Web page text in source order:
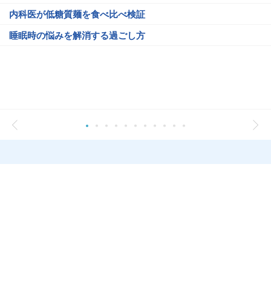
内科医が低糖質麺を食べ比べ検証
睡眠時の悩みを解消する過ごし方